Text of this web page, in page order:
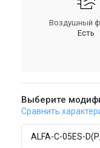
Воздушный
Есть
Выберите
Сравнить
ALFA-C-05ES-